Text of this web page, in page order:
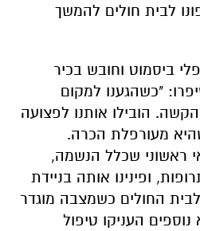
לבית חולים להמשך
ביסמוט וחובש בכיר
"כשהגענו למקום
הובילו אותנו לפצועה
מעורפלת הכרה.
ראשוני שכלל הנשמה,
ופינינו אותה בניידת
החולים כשמצבה מוגדר
העניקו טיפול